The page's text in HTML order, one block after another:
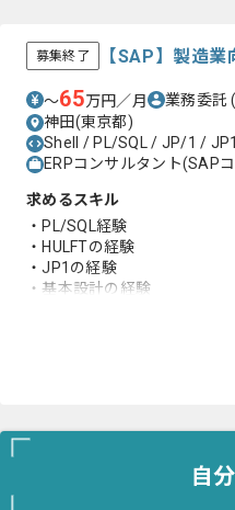
募集終了 【SAP】製造
〜65万円／月 業務委託
神田(東京都)
Shell / PL/SQL / JP/1 / JP1
ERPコンサルタント(SAP
求めるスキル
・PL/SQL経験
・HULFTの経験
・JP1の経験
・基本設計の経験
自